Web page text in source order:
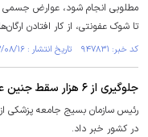
مطلوبی انجام شود، عوارض جسمی و
تا شوک عفونتی، از کار افتادن
کد خبر: ۹۴۷۸۳۱ تاریخ انتشار : ۱۴۰۳/۰۸/۱۶
جلوگیری از ۶ هزار سقط جنین عمدی با طرح نفس
در کشور خبر داد.